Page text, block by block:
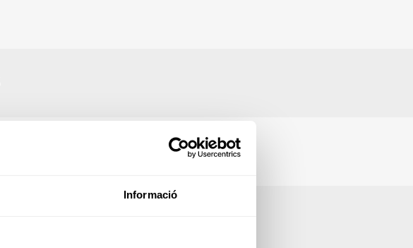
Informació